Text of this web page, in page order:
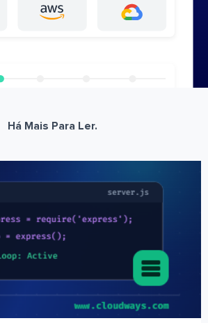
Há Mais Para Ler.